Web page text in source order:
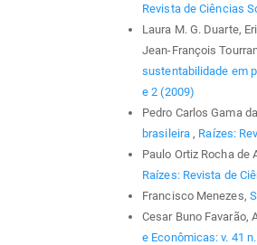
Revista de Ciências
Laura M. G. Duarte,
Jean-François
sustentabilidade em
e 2 (2009)
Pedro Carlos Gama
brasileira , Raízes:
Paulo Ortiz Rocha de
Raízes: Revista de
Francisco Menezes,
Cesar Buno Favarão,
e Econômicas: v. 41